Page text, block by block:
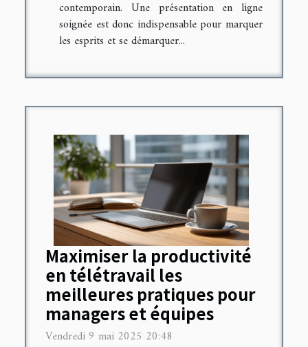
contemporain. Une présentation en ligne
soignée est donc indispensable pour marquer
les esprits et se démarquer...
Maximiser la productivité
en télétravail les
meilleures pratiques pour
managers et équipes
Vendredi 9 mai 2025 20:48